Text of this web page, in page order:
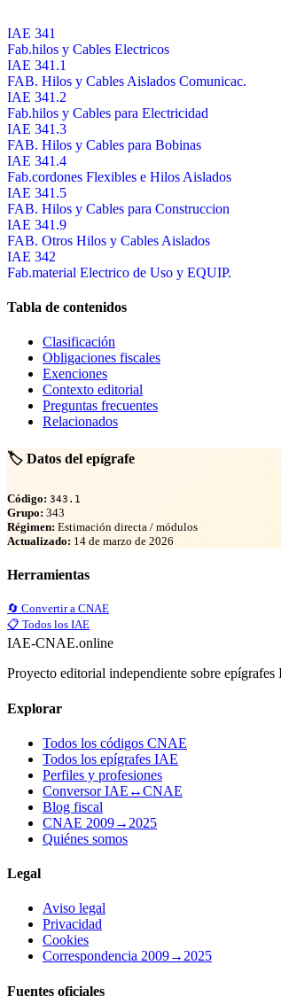
IAE 341
Fab.hilos y Cables Electricos
IAE 341.1
FAB. Hilos y Cables Aislados Comunicac.
IAE 341.2
Fab.hilos y Cables para Electricidad
IAE 341.3
FAB. Hilos y Cables para Bobinas
IAE 341.4
Fab.cordones Flexibles e Hilos Aislados
IAE 341.5
FAB. Hilos y Cables para Construccion
IAE 341.9
FAB. Otros Hilos y Cables Aislados
IAE 342
Fab.material Electrico de Uso y EQUIP.
Tabla de contenidos
Clasificación
Obligaciones fiscales
Exenciones
Contexto editorial
Preguntas frecuentes
Relacionados
🏷️ Datos del epígrafe
Código: 343.1
Grupo: 343
Régimen: Estimación directa / módulos
Actualizado: 14 de marzo de 2026
Herramientas
🔄 Convertir a CNAE
📋 Todos los IAE
IAE-CNAE.online
Proyecto editorial independiente sobre
Explorar
Todos los códigos CNAE
Todos los epígrafes IAE
Perfiles y profesiones
Conversor IAE↔CNAE
Blog fiscal
CNAE 2009→2025
Quiénes somos
Legal
Aviso legal
Privacidad
Cookies
Correspondencia 2009→2025
Fuentes oficiales